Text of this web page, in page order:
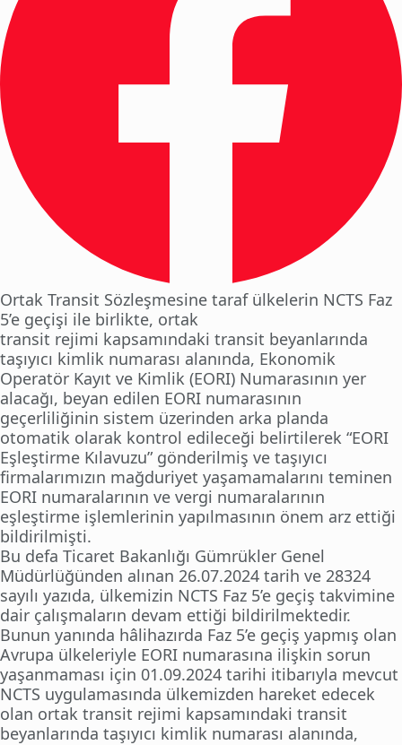
Ortak Transit Sözleşmesine taraf ülkelerin NCTS Faz
5’e geçişi ile birlikte, ortak
transit rejimi kapsamındaki transit beyanlarında
taşıyıcı kimlik numarası alanında, Ekonomik
Operatör Kayıt ve Kimlik (EORI) Numarasının yer
alacağı, beyan edilen EORI numarasının
geçerliliğinin sistem üzerinden arka planda
otomatik olarak kontrol edileceği belirtilerek “EORI
Eşleştirme Kılavuzu” gönderilmiş ve taşıyıcı
firmalarımızın mağduriyet yaşamamalarını teminen
EORI numaralarının ve vergi numaralarının
eşleştirme işlemlerinin yapılmasının önem arz ettiği
bildirilmişti.
Bu defa Ticaret Bakanlığı Gümrükler Genel
Müdürlüğünden alınan 26.07.2024 tarih ve 28324
sayılı yazıda, ülkemizin NCTS Faz 5’e geçiş takvimine
dair çalışmaların devam ettiği bildirilmektedir.
Bunun yanında hâlihazırda Faz 5’e geçiş yapmış olan
Avrupa ülkeleriyle EORI numarasına ilişkin sorun
yaşanmaması için 01.09.2024 tarihi itibarıyla mevcut
NCTS uygulamasında ülkemizden hareket edecek
olan ortak transit rejimi kapsamındaki transit
beyanlarında taşıyıcı kimlik numarası alanında,